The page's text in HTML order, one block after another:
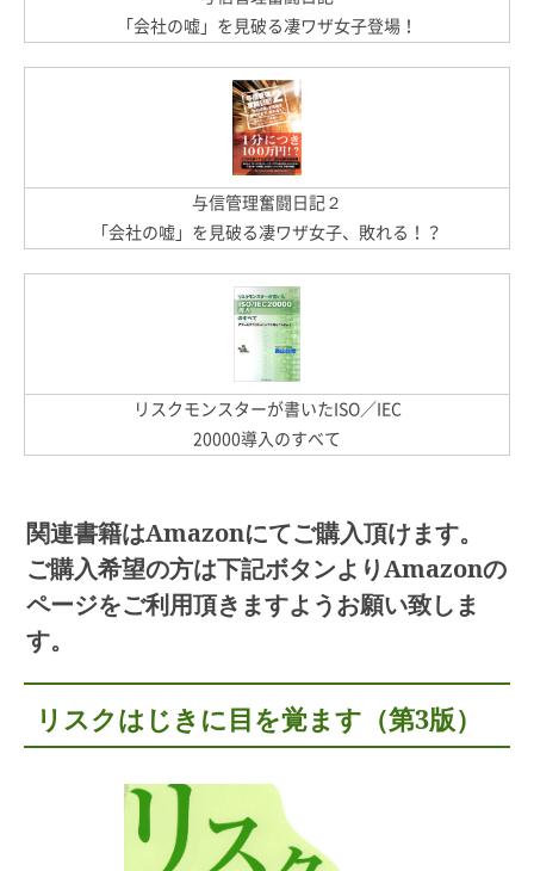
「会社の嘘」を見破る凄ワザ女子登場！
与信管理奮闘日記２
「会社の嘘」を見破る凄ワザ女子、敗れる！？
リスクモンスターが書いたISO／IEC
20000導入のすべて
関連書籍はAmazonにてご購入頂けます。
ご購入希望の方は下記ボタンよりAmazonの
ページをご利用頂きますようお願い致しま
す。
リスクはじきに目を覚ます（第3版）